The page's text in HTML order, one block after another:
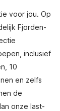
voor jou. Op
Fjorden-
inclusief
10
en zelfs
de
onze last-